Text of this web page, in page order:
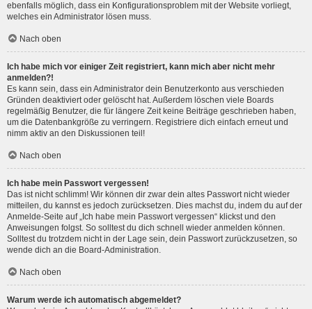
ebenfalls möglich, dass ein Konfigurationsproblem mit der Website vorliegt,
welches ein Administrator lösen muss.
Nach oben
Ich habe mich vor einiger Zeit registriert, kann mich aber nicht mehr
anmelden?!
Es kann sein, dass ein Administrator dein Benutzerkonto aus verschieden
Gründen deaktiviert oder gelöscht hat. Außerdem löschen viele Boards
regelmäßig Benutzer, die für längere Zeit keine Beiträge geschrieben haben,
um die Datenbankgröße zu verringern. Registriere dich einfach erneut und
nimm aktiv an den Diskussionen teil!
Nach oben
Ich habe mein Passwort vergessen!
Das ist nicht schlimm! Wir können dir zwar dein altes Passwort nicht wieder
mitteilen, du kannst es jedoch zurücksetzen. Dies machst du, indem du auf der
Anmelde-Seite auf „Ich habe mein Passwort vergessen“ klickst und den
Anweisungen folgst. So solltest du dich schnell wieder anmelden können.
Solltest du trotzdem nicht in der Lage sein, dein Passwort zurückzusetzen, so
wende dich an die Board-Administration.
Nach oben
Warum werde ich automatisch abgemeldet?